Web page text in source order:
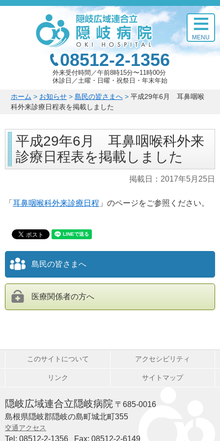
このページの本文へ
08512-2-1356
外来受付時間
午前8時15分〜11時00分
休診日
土曜・日曜・祝祭日・年末年始
MENU
こ
の
ー
ジ
の
位
置:
ホーム > お知らせ > 島民の皆さまへ > 平成29年6月 耳鼻咽喉
科外来診療日程表を掲載しました
平成29年6月 耳鼻咽喉科外来
診療日程表を掲載しました
掲載日： 2017年5月25日
「 耳鼻咽喉科外来診療日程 」のページをご参照ください。
島民の皆さまへ
医療関係者の方へ
このサイトについて アクセシビリティ
リンク サイトマップ
隠岐広域連合立隠岐病院 〒685-0016
島根県隠岐郡隠岐の島町城北町355
交通アクセス
Tel: 08512-2-1356 Fax: 08512-2-6149